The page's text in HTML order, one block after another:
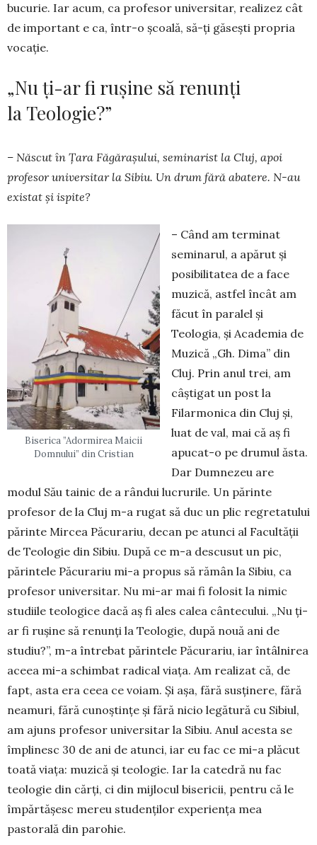
bucurie. Iar acum, ca profesor universitar, realizez cât
de important e ca, într-o școală, să-ți găsești propria
vocație.
„Nu ți-ar fi rușine să renunți
la Teologie?”
– Născut în Țara Făgărașului, seminarist la Cluj, apoi
profesor universitar la Sibiu. Un drum fără abatere. N-au
existat și ispite?
Biserica ”Adormirea Maicii
Domnului” din Cristian
– Când am terminat
seminarul, a apărut și
posibilitatea de a face
muzică, astfel încât am
făcut în paralel și
Teologia, și Academia de
Muzică „Gh. Dima” din
Cluj. Prin anul trei, am
câștigat un post la
Filarmonica din Cluj și,
luat de val, mai că aș fi
apucat-o pe drumul ăsta.
Dar Dumnezeu are
modul Său tainic de a rândui lucrurile. Un părinte
profesor de la Cluj m-a rugat să duc un plic regretatului
părinte Mircea Păcurariu, decan pe atunci al Facultății
de Teologie din Sibiu. După ce m-a descusut un pic,
părintele Păcurariu mi-a propus să rămân la Sibiu, ca
profesor universitar. Nu mi-ar mai fi folosit la nimic
studiile teologice dacă aș fi ales calea cântecului. „Nu ți-
ar fi rușine să renunți la Teologie, după nouă ani de
studiu?”, m-a întrebat părintele Păcurariu, iar întâlnirea
aceea mi-a schimbat radical viața. Am realizat că, de
fapt, asta era ceea ce voiam. Și așa, fără susținere, fără
neamuri, fără cunoștințe și fără nicio legătură cu Sibiul,
am ajuns profesor universitar la Sibiu. Anul acesta se
împlinesc 30 de ani de atunci, iar eu fac ce mi-a plăcut
toată viața: muzică și teologie. Iar la catedră nu fac
teologie din cărți, ci din mijlocul bisericii, pentru că le
împărtășesc mereu studenților experiența mea
pastorală din parohie.